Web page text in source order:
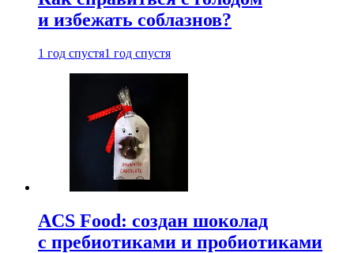
и избежать соблазнов?
1 год спустя1 год спустя
ACS Food: создан шоколад
с пребиотиками и пробиотиками